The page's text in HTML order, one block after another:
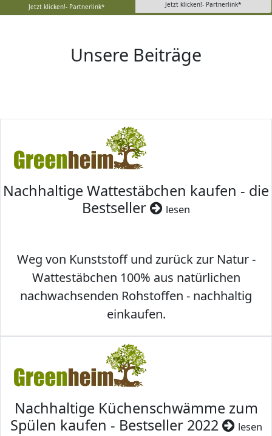
Jetzt klicken!- Partnerlink* Jetzt klicken!- Partnerlink*
Unsere Beiträge
Nachhaltige Wattestäbchen kaufen - die
Bestseller
lesen
Weg von Kunststoff und zurück zur Natur -
Wattestäbchen 100% aus natürlichen
nachwachsenden Rohstoffen - nachhaltig
einkaufen.
Nachhaltige Küchenschwämme zum
Spülen kaufen - Bestseller 2022
lesen